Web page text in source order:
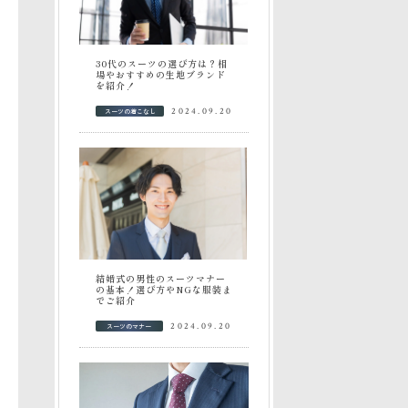
30代のスーツの選び方は？相
場やおすすめの生地ブランド
を紹介！
スーツの着こなし 2024.09.20
結婚式の男性のスーツマナー
の基本！選び方やNGな服装ま
でご紹介
スーツのマナー 2024.09.20